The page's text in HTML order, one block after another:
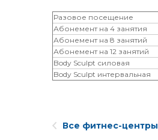
Разовое посещение
Абонемент на 4 занятия
Абонемент на 8 занятий
Абонемент на 12 занятий
Body Sculpt силовая
Body Sculpt интервальная
Все фитнес-центры